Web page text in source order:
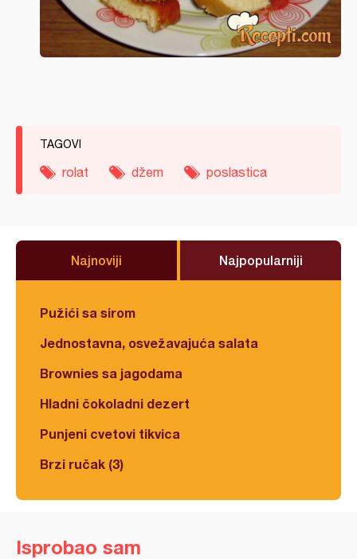
TAGOVI
rolat džem poslastica
Najnoviji Najpopularniji
Pužići sa sirom
Jednostavna, osvežavajuća salata
Brownies sa jagodama
Hladni čokoladni dezert
Punjeni cvetovi tikvica
Brzi ručak (3)
Isprobao sam